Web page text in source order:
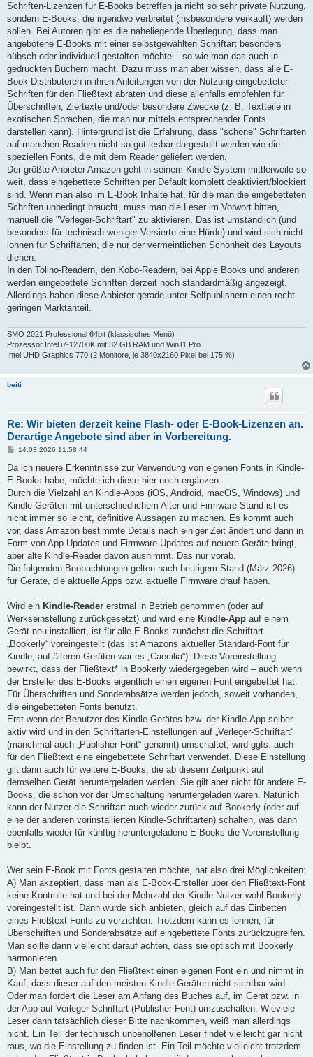
Schriften-Lizenzen für E-Books betreffen ja nicht so sehr private Nutzung,
sondern E-Books, die irgendwo verbreitet (insbesondere verkauft) werden
sollen. Bei Autoren gibt es die naheliegende Überlegung, dass man
angebotene E-Books mit einer selbstgewählten Schriftart besonders
hübsch oder individuell gestalten möchte – so wie man das auch in
gedruckten Büchern macht. Dazu muss man aber wissen, dass alle E-
Book-Distributoren in ihren Anleitungen von der Nutzung eingebetteter
Schriften für den Fließtext abraten und diese allenfalls empfehlen für
Überschriften, Ziertexte und/oder besondere Zwecke (z. B. Textteile in
exotischen Sprachen, die man nur mittels entsprechender Fonts
darstellen kann). Hintergrund ist die Erfahrung, dass "schöne" Schriftarten
auf manchen Readern nicht so gut lesbar dargestellt werden wie die
speziellen Fonts, die mit dem Reader geliefert werden.
Der größte Anbieter Amazon geht in seinem Kindle-System mittlerweile so
weit, dass eingebettete Schriften per Default komplett deaktiviert/blockiert
sind. Wenn man also im E-Book Inhalte hat, für die man die eingebetteten
Schriften unbedingt braucht, muss man die Leser im Vorwort bitten,
manuell die "Verleger-Schriftart" zu aktivieren. Das ist umständlich (und
besonders für technisch weniger Versierte eine Hürde) und wird sich nicht
lohnen für Schriftarten, die nur der vermeintlichen Schönheit des Layouts
dienen.
In den Tolino-Readern, den Kobo-Readern, bei Apple Books und anderen
werden eingebettete Schriften derzeit noch standardmäßig angezeigt.
Allerdings haben diese Anbieter gerade unter Selfpublishern einen recht
geringen Marktanteil.
SMO 2021 Professional 64bit (klassisches Menü)
Prozessor Intel i7-12700K mit 32 GB RAM und Win11 Pro
Intel UHD Graphics 770 (2 Monitore, je 3840x2160 Pixel bei 175 %)
beiti
Re: Wir bieten derzeit keine Flash- oder E-Book-Lizenzen an.
Derartige Angebote sind aber in Vorbereitung.
B
i
r
a
14.03.2026 11:58:44
Da ich neuere Erkenntnisse zur Verwendung von eigenen Fonts in Kindle-
E-Books habe, möchte ich diese hier noch ergänzen.
Durch die Vielzahl an Kindle-Apps (iOS, Android, macOS, Windows) und
Kindle-Geräten mit unterschiedlichem Alter und Firmware-Stand ist es
nicht immer so leicht, definitive Aussagen zu machen. Es kommt auch
vor, dass Amazon bestimmte Details nach einiger Zeit ändert und dann in
Form von App-Updates und Firmware-Updates auf neuere Geräte bringt,
aber alte Kindle-Reader davon ausnimmt. Das nur vorab.
Die folgenden Beobachtungen gelten nach heutigem Stand (März 2026)
für Geräte, die aktuelle Apps bzw. aktuelle Firmware drauf haben.
Wird ein Kindle-Reader erstmal in Betrieb genommen (oder auf
Werkseinstellung zurückgesetzt) und wird eine Kindle-App auf einem
Gerät neu installiert, ist für alle E-Books zunächst die Schriftart
„Bookerly“ voreingestellt (das ist Amazons aktueller Standard-Font für
Kindle; auf älteren Geräten war es „Caecilia“). Diese Voreinstellung
bewirkt, dass der Fließtext* in Bookerly wiedergegeben wird – auch wenn
der Ersteller des E-Books eigentlich einen eigenen Font eingebettet hat.
Für Überschriften und Sonderabsätze werden jedoch, soweit vorhanden,
die eingebetteten Fonts benutzt.
Erst wenn der Benutzer des Kindle-Gerätes bzw. der Kindle-App selber
aktiv wird und in den Schriftarten-Einstellungen auf „Verleger-Schriftart“
(manchmal auch „Publisher Font“ genannt) umschaltet, wird ggfs. auch
für den Fließtext eine eingebettete Schriftart verwendet. Diese Einstellung
gilt dann auch für weitere E-Books, die ab diesem Zeitpunkt auf
demselben Gerät heruntergeladen werden. Sie gilt aber nicht für andere E-
Books, die schon vor der Umschaltung heruntergeladen waren. Natürlich
kann der Nutzer die Schriftart auch wieder zurück auf Bookerly (oder auf
eine der anderen vorinstallierten Kindle-Schriftarten) schalten, was dann
ebenfalls wieder für künftig heruntergeladene E-Books die Voreinstellung
bleibt.
Wer sein E-Book mit Fonts gestalten möchte, hat also drei Möglichkeiten:
A) Man akzeptiert, dass man als E-Book-Ersteller über den Fließtext-Font
keine Kontrolle hat und bei der Mehrzahl der Kindle-Nutzer wohl Bookerly
voreingestellt ist. Dann würde sich anbieten, gleich auf das Einbetten
eines Fließtext-Fonts zu verzichten. Trotzdem kann es lohnen, für
Überschriften und Sonderabsätze auf eingebettete Fonts zurückzugreifen.
Man sollte dann vielleicht darauf achten, dass sie optisch mit Bookerly
harmonieren.
B) Man bettet auch für den Fließtext einen eigenen Font ein und nimmt in
Kauf, dass dieser auf den meisten Kindle-Geräten nicht sichtbar wird.
Oder man fordert die Leser am Anfang des Buches auf, im Gerät bzw. in
der App auf Verleger-Schriftart (Publisher Font) umzuschalten. Wieviele
Leser dann tatsächlich dieser Bitte nachkommen, weiß man allerdings
nicht. Ein Teil der technisch unbeholfenen Leser findet vielleicht gar nicht
raus, wo die Einstellung zu finden ist. Ein Teil möchte vielleicht trotzdem